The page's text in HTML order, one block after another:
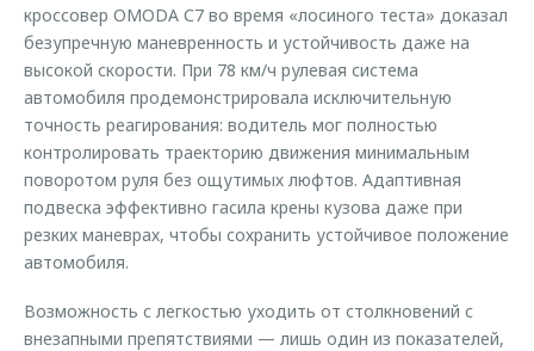
кроссовер OMODA С7 во время «лосиного теста» доказал
безупречную маневренность и устойчивость даже на
высокой скорости. При 78 км/ч рулевая система
автомобиля продемонстрировала исключительную
точность реагирования: водитель мог полностью
контролировать траекторию движения минимальным
поворотом руля без ощутимых люфтов. Адаптивная
подвеска эффективно гасила крены кузова даже при
резких маневрах, чтобы сохранить устойчивое положение
автомобиля.
Возможность с легкостью уходить от столкновений с
внезапными препятствиями — лишь один из показателей,